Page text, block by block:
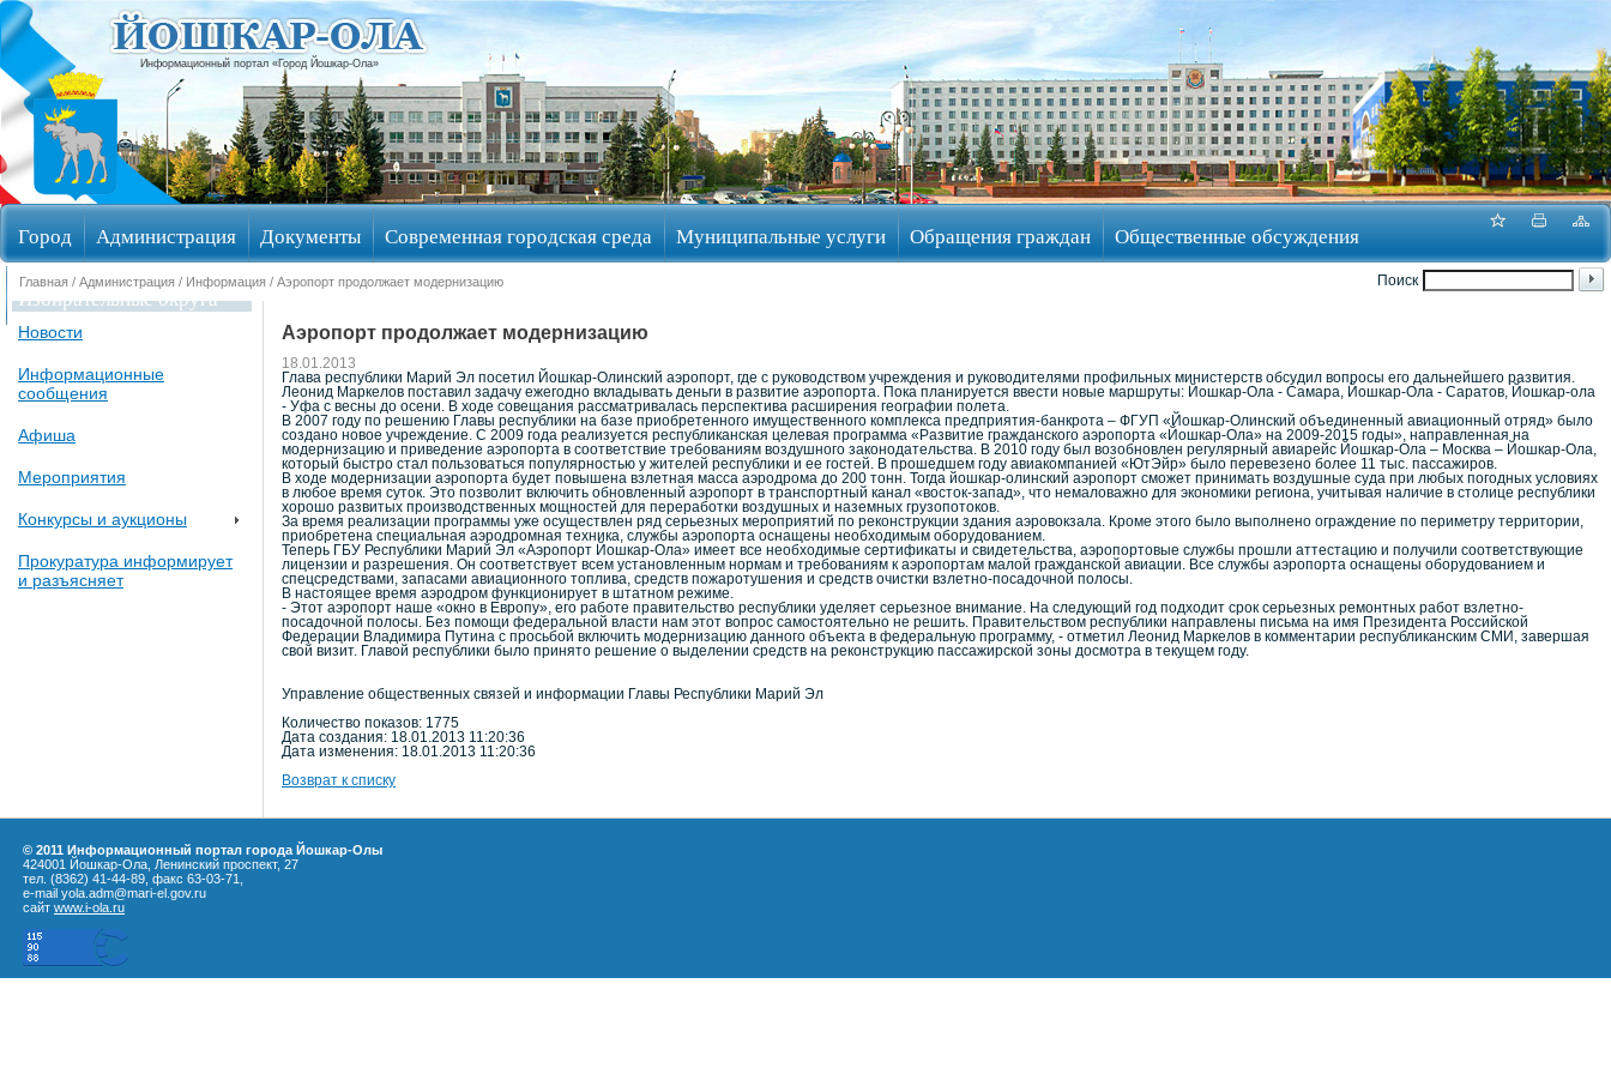
Информационный портал «Город Йошкар-Ола»
Город Администрация Документы Современная городская среда Муниципальные услуги Обращения граждан Общественные обсуждения
Избирательные округа
Поиск
Главная / Администрация / Информация / Аэропорт продолжает модернизацию
Новости
Информационные
сообщения
Афиша
Мероприятия
Конкурсы и аукционы
Прокуратура информирует
и разъясняет
Аэропорт продолжает модернизацию
18.01.2013
Глава республики Марий Эл посетил Йошкар-Олинский аэропорт, где с руководством учреждения и руководителями профильных министерств обсудил вопросы его дальнейшего развития.
Леонид Маркелов поставил задачу ежегодно вкладывать деньги в развитие аэропорта. Пока планируется ввести новые маршруты: Йошкар-Ола - Самара, Йошкар-Ола - Саратов, Йошкар-ола
- Уфа с весны до осени. В ходе совещания рассматривалась перспектива расширения географии полета.
В 2007 году по решению Главы республики на базе приобретенного имущественного комплекса предприятия-банкрота – ФГУП «Йошкар-Олинский объединенный авиационный отряд» было
создано новое учреждение. С 2009 года реализуется республиканская целевая программа «Развитие гражданского аэропорта «Йошкар-Ола» на 2009-2015 годы», направленная на
модернизацию и приведение аэропорта в соответствие требованиям воздушного законодательства. В 2010 году был возобновлен регулярный авиарейс Йошкар-Ола – Москва – Йошкар-Ола,
который быстро стал пользоваться популярностью у жителей республики и ее гостей. В прошедшем году авиакомпанией «ЮтЭйр» было перевезено более 11 тыс. пассажиров.
В ходе модернизации аэропорта будет повышена взлетная масса аэродрома до 200 тонн. Тогда йошкар-олинский аэропорт сможет принимать воздушные суда при любых погодных условиях
в любое время суток. Это позволит включить обновленный аэропорт в транспортный канал «восток-запад», что немаловажно для экономики региона, учитывая наличие в столице республики
хорошо развитых производственных мощностей для переработки воздушных и наземных грузопотоков.
За время реализации программы уже осуществлен ряд серьезных мероприятий по реконструкции здания аэровокзала. Кроме этого было выполнено ограждение по периметру территории,
приобретена специальная аэродромная техника, службы аэропорта оснащены необходимым оборудованием.
Теперь ГБУ Республики Марий Эл «Аэропорт Йошкар-Ола» имеет все необходимые сертификаты и свидетельства, аэропортовые службы прошли аттестацию и получили соответствующие
лицензии и разрешения. Он соответствует всем установленным нормам и требованиям к аэропортам малой гражданской авиации. Все службы аэропорта оснащены оборудованием и
спецсредствами, запасами авиационного топлива, средств пожаротушения и средств очистки взлетно-посадочной полосы.
В настоящее время аэродром функционирует в штатном режиме.
- Этот аэропорт наше «окно в Европу», его работе правительство республики уделяет серьезное внимание. На следующий год подходит срок серьезных ремонтных работ взлетно-
посадочной полосы. Без помощи федеральной власти нам этот вопрос самостоятельно не решить. Правительством республики направлены письма на имя Президента Российской
Федерации Владимира Путина с просьбой включить модернизацию данного объекта в федеральную программу, - отметил Леонид Маркелов в комментарии республиканским СМИ, завершая
свой визит. Главой республики было принято решение о выделении средств на реконструкцию пассажирской зоны досмотра в текущем году.
Управление общественных связей и информации Главы Республики Марий Эл
Количество показов: 1775
Дата создания: 18.01.2013 11:20:36
Дата изменения: 18.01.2013 11:20:36
Возврат к списку
© 2011 Информационный портал города Йошкар-Олы
424001 Йошкар-Ола, Ленинский проспект, 27
тел. (8362) 41-44-89, факс 63-03-71,
e-mail yola.adm@mari-el.gov.ru
сайт www.i-ola.ru